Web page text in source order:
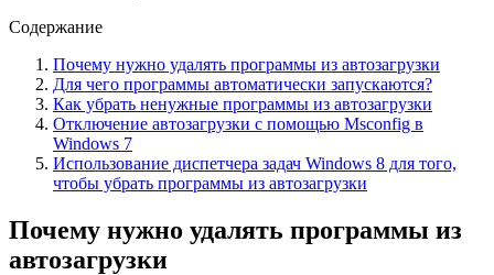
Содержание
Почему нужно удалять программы из автозагрузки
Для чего программы автоматически запускаются?
Как убрать ненужные программы из автозагрузки
Отключение автозагрузки с помощью Msconfig в
Windows 7
Использование диспетчера задач Windows 8 для того,
чтобы убрать программы из автозагрузки
Почему нужно удалять программы из
автозагрузки